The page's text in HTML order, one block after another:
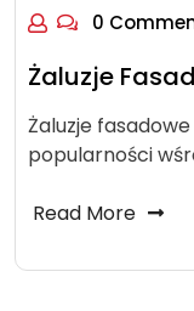
0
Żaluzje
Żaluzje
popularności
Read More